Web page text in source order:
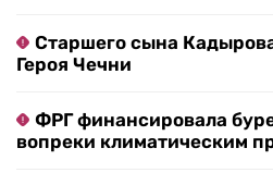
Старшего сына
Героя Чечни
ФРГ финансировала
вопреки климатическим